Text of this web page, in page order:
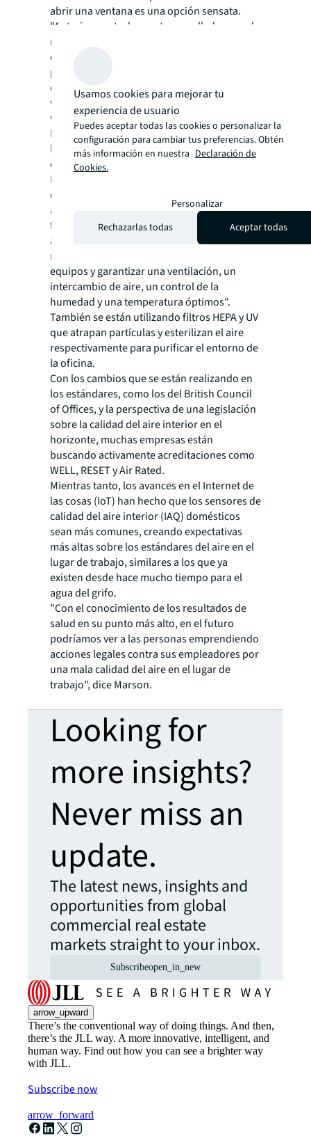
abrir una ventana es una opción sensata.
"Anteriormente, las ventanas selladas eran la
norma, pero en busca de una baja emisión
de carbono en la operación, cada vez más
proyectos están comenzando a tener en
cuenta el diseño adaptable, combinando
ventanas operables con sensores y
ventilación mecánica", dice Marson.
Rose dice que volver a lo básico para detener
los contaminantes en el aire desde la fuente
debería ser el primer paso a seguir.
Invertir en el mantenimiento de los sistemas
de calefacción, ventilación y aire
acondicionado y en el cambio periódico de
filtros equivale a invertir en su personal",
afirma. "También es una forma rentable de
mantener la eficiencia energética de los
equipos y garantizar una ventilación, un
intercambio de aire, un control de la
humedad y una temperatura óptimos".
También se están utilizando filtros HEPA y UV
que atrapan partículas y esterilizan el aire
respectivamente para purificar el entorno de
la oficina.
Con los cambios que se están realizando en
los estándares, como los del British Council
of Offices, y la perspectiva de una legislación
sobre la calidad del aire interior en el
horizonte, muchas empresas están
buscando activamente acreditaciones como
WELL, RESET y Air Rated.
Mientras tanto, los avances en el Internet de
las cosas (IoT) han hecho que los sensores de
calidad del aire interior (IAQ) domésticos
sean más comunes, creando expectativas
más altas sobre los estándares del aire en el
lugar de trabajo, similares a los que ya
existen desde hace mucho tiempo para el
agua del grifo.
"Con el conocimiento de los resultados de
salud en su punto más alto, en el futuro
podríamos ver a las personas emprendiendo
acciones legales contra sus empleadores por
una mala calidad del aire en el lugar de
trabajo", dice Marson.
Looking for
more insights?
Never miss an
update.
The latest news, insights and
opportunities from global
commercial real estate
markets straight to your inbox.
Subscribeopen_in_new
arrow_upward
There’s the conventional way of doing things. And then,
there’s the JLL way. A more innovative, intelligent, and
human way. Find out how you can see a brighter way
with JLL.
Subscribe now
arrow_forward
Usamos cookies para mejorar tu
experiencia de usuario
Puedes aceptar todas las cookies o personalizar la
configuración para cambiar tus preferencias. Obtén
más información en nuestra Declaración de
Cookies.
Personalizar
Rechazarlas todas
Aceptar todas